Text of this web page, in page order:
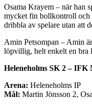
Osama Krayem – när han
mycket fin bollkontroll och
dribbla av spelare utan att
Amin Petsompan – Amin
löpvillig, helt enkelt en bra
Heleneholms SK 2 – IFK
Arena: Heleneholms IP
Mål: Martin Jönsson 2,